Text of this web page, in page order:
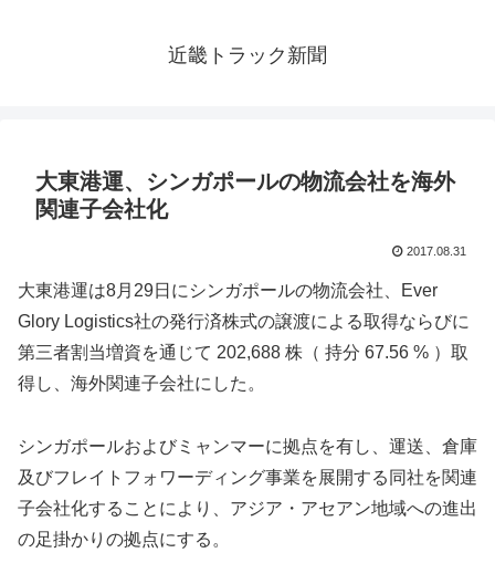
近畿トラック新聞
大東港運、シンガポールの物流会社を海外
関連子会社化
2017.08.31
大東港運は8月29日にシンガポールの物流会社、Ever
Glory Logistics社の発行済株式の譲渡による取得ならびに
第三者割当増資を通じて 202,688 株（ 持分 67.56 % ）取
得し、海外関連子会社にした。
シンガポールおよびミャンマーに拠点を有し、運送、倉庫
及びフレイトフォワーディング事業を展開する同社を関連
子会社化することにより、アジア・アセアン地域への進出
の足掛かりの拠点にする。